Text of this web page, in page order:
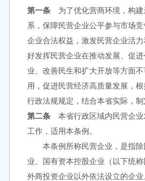
第一条 为了优化营商环境，构建
系，保障民营企业公平参与市场
企业合法权益，激发民营企业活
好发挥民营企业在推动发展、促
业、改善民生和扩大开放等方面
用，促进民营经济高质量发展，根
行政法规规定，结合本省实际，制
第二条 本省行政区域内民营企业
工作，适用本条例。
本条例所称民营企业，是指除
业、国有资本控股企业（以下统
外商投资企业以外依法设立的企业